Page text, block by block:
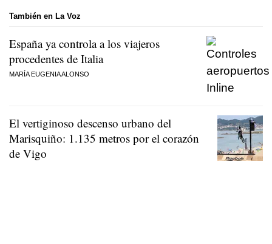
También en La Voz
España ya controla a los viajeros
procedentes de Italia
MARÍA EUGENIA ALONSO
El vertiginoso descenso urbano del
Marisquiño: 1.135 metros por el corazón
de Vigo